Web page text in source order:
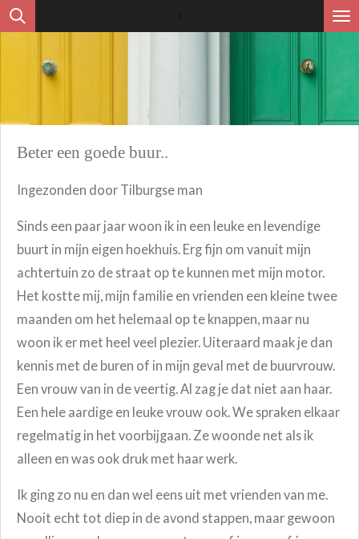
Ga
Beter een goede buur..
Ingezonden door Tilburgse man
Sinds een paar jaar woon ik in een leuke en levendige
buurt in mijn eigen hoekhuis. Erg fijn om vanuit mijn
achtertuin zo de straat op te kunnen met mijn motor.
Het kostte mij, mijn familie en vrienden een kleine twee
maanden om het helemaal op te knappen, maar nu
woon ik er met heel veel plezier. Uiteraard maak je dan
kennis met de buren of in mijn geval met de buurvrouw.
Een vrouw van in de veertig. Al zag je dat niet aan haar.
Een hele aardige en leuke vrouw ook. We spraken elkaar
regelmatig in het voorbijgaan. Ze woonde net als ik
alleen en was ook druk met haar werk.
Ik ging zo nu en dan wel eens uit met vrienden van me.
Nooit echt tot diep in de avond stappen, maar gewoon